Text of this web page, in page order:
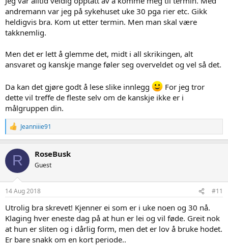
andremann var jeg på sykehuset uke 30 pga rier etc. Gikk
heldigvis bra. Kom ut etter termin. Men man skal være
takknemlig.
Men det er lett å glemme det, midt i all skrikingen, alt
ansvaret og kanskje mange føler seg overveldet og vel så det.
Da kan det gjøre godt å lese slike innlegg
For jeg tror
dette vil treffe de fleste selv om de kanskje ikke er i
målgruppen din.
R
e
a
c
t
i
o
n
s
:
Jeanniiie91
R RoseBusk
Guest
14 Aug 2018 #11
Utrolig bra skrevet! Kjenner ei som er i uke noen og 30 nå.
Klaging hver eneste dag på at hun er lei og vil føde. Greit nok
at hun er sliten og i dårlig form, men det er lov å bruke hodet.
Er bare snakk om en kort periode..